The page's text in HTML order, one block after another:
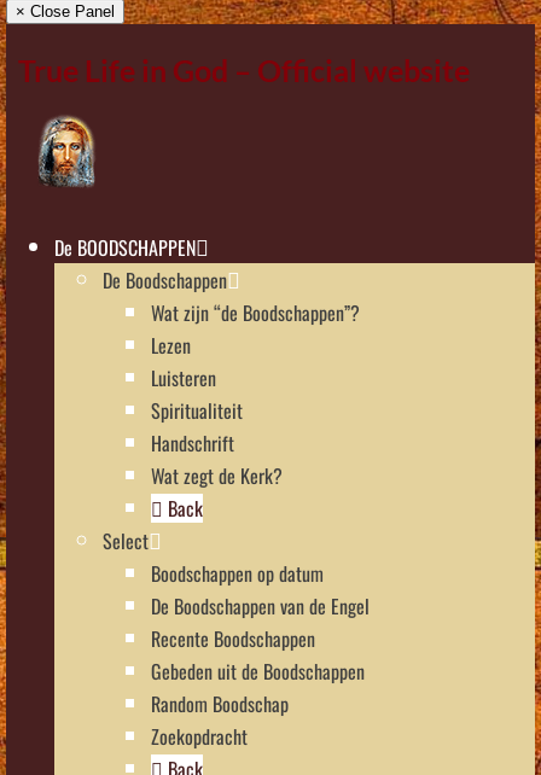
× Close Panel
True Life in God – Official website
De BOODSCHAPPEN
De Boodschappen
Wat zijn “de Boodschappen”?
Lezen
Luisteren
Spiritualiteit
Handschrift
Wat zegt de Kerk?
Back
Select
Boodschappen op datum
De Boodschappen van de Engel
Recente Boodschappen
Gebeden uit de Boodschappen
Random Boodschap
Zoekopdracht
Back